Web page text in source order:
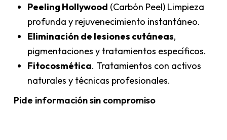
Peeling Hollywood (Carbón Peel) Limpieza
profunda y rejuvenecimiento instantáneo.
Eliminación de lesiones cutáneas,
pigmentaciones y tratamientos específicos.
Fitocosmética. Tratamientos con activos
naturales y técnicas profesionales.
Pide información sin compromiso